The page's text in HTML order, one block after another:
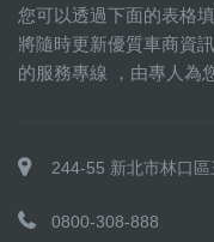
您可以透過下面的表格
將隨時更新優質車商資
的服務專線 ，由專人為
244-55 新北市林口
0800-308-888